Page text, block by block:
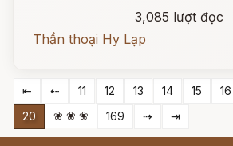
3,085 lượt đọc
Thần thoại Hy Lạp
⇤ ⇠ 11 12 13 14 15 16
20
❀ ❀ ❀ 169 ⇢ ⇥